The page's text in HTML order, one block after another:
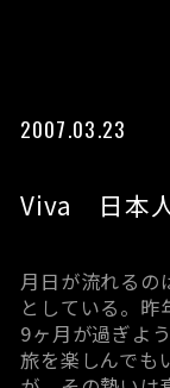
2007.03.23
Viva 日本
月日が流れるの
としている。昨
9ヶ月が過ぎよ
旅を楽しんでも